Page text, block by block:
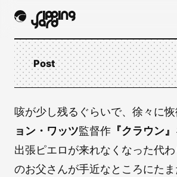
Post
咳が少し残るぐらいで、徐々に恢
ョン・ワッツ監督作 『クラウン』
出張ピエロが来れなくなった代
のお父さんが手近なところにた